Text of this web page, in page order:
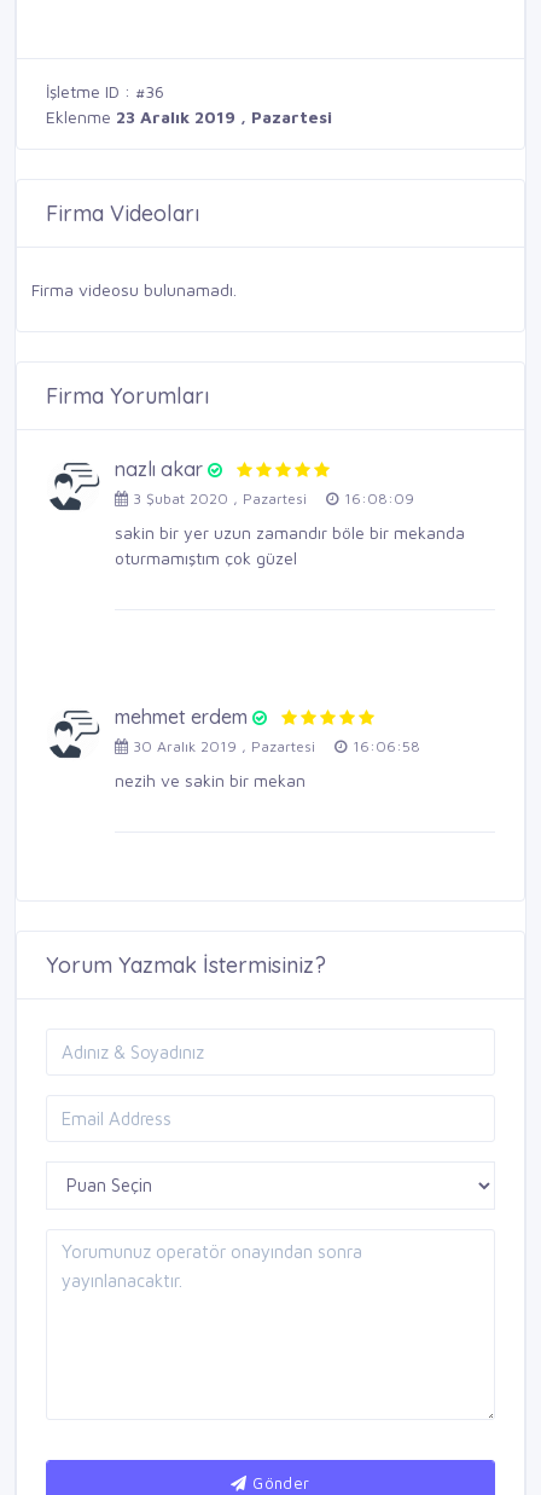
İşletme ID : #36
Eklenme 23 Aralık 2019 , Pazartesi
Firma Videoları
Firma videosu bulunamadı.
Firma Yorumları
nazlı akar
3 Şubat 2020 , Pazartesi 16:08:09
sakin bir yer uzun zamandır böle bir mekanda
oturmamıştım çok güzel
mehmet erdem
30 Aralık 2019 , Pazartesi 16:06:58
nezih ve sakin bir mekan
Yorum Yazmak İstermisiniz?
Gönder